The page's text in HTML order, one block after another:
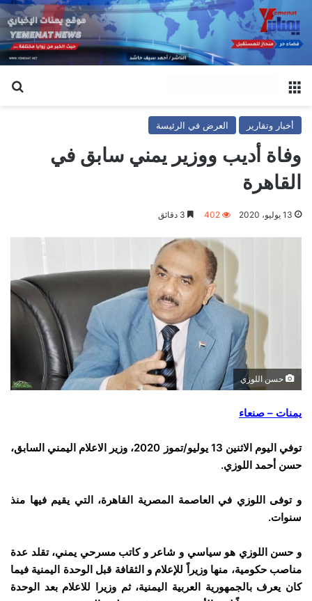
أخبار وتقارير العرض في الرئيسة
وفاة أديب ووزير يمني سابق في
القاهرة
13 يوليو، 2020 402
حسن اللوزي
يمنات – صنعاء
توفي اليوم الاثنين 13 يوليو/تموز 2020، وزير الاعلام اليمني السابق،
حسن أحمد اللوزي.
و توفى اللوزي في العاصمة المصرية القاهرة، التي يقيم فيها منذ
سنوات.
و حسن اللوزي هو سياسي و شاعر و كاتب مسرحي يمني، تقلد عدة
مناصب حكومية، منها وزيراً للإعلام و الثقافة قبل الوحدة اليمنية فيما
كان يعرف بالجمهورية العربية اليمنية، ثم وزيرا للاعلام بعد الوحدة